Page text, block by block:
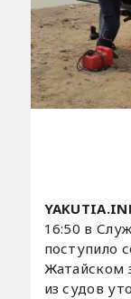
16:50 в
поступило
Жатайском
из судов